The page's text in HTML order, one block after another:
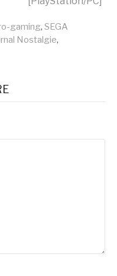
gaming, SEGA
Nostalgie,